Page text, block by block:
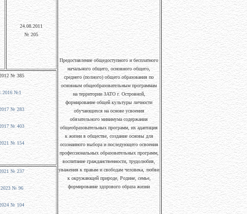
24.08.2011
№ 205
Предоставление общедоступного и бесплатного
начального общего, основного общего,
среднего (полного) общего образования по
основным общеобразовательным программам
на территории ЗАТО г. Островной,
формирование общей культуры личности
обучающихся на основе усвоения
обязательного минимума содержания
общеобразовательных программ, их адаптация
к жизни в обществе, создание основы для
осознанного выбора и последующего освоения
профессиональных образовательных программ,
воспитание гражданственности, трудолюбия,
уважения к правам и свободам человека, любви
к окружающей природе, Родине, семье,
формирование здорового образа жизни
№ 385
№1
№ 283
№ 403
№ 154
№ 237
№ 96
№ 104